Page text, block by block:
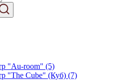
"Au-room" (5)
"The Cube" (Куб) (7)